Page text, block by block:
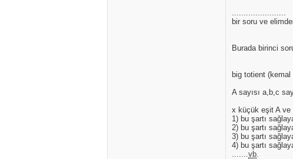
.......................
bir soru ve
Burada birinci
big totient (kemal
A sayısı a,b,c
x küçük eşit A ve
1) bu şartı
2) bu şartı
3) bu şartı
4) bu şartı
.......vb.